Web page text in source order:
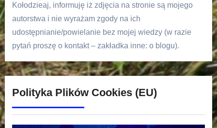
Kołodzieaj, informuję iż zdjęcia na stronie są mojego
autorstwa i nie wyrażam zgody na ich
udostępnianie/powielanie bez mojej wiedzy (w razie
pytań proszę o kontakt – zakładka inne: o blogu).
Polityka Plików Cookies (EU)